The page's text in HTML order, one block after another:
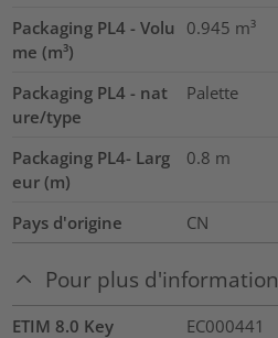
Packaging PL4 - Volu
me (m³)
0.945 m³
Packaging PL4 - nat
ure/type
Palette
Packaging PL4- Larg
eur (m)
0.8 m
Pays d'origine CN
Pour plus d'information
ETIM 8.0 Key
EC000441